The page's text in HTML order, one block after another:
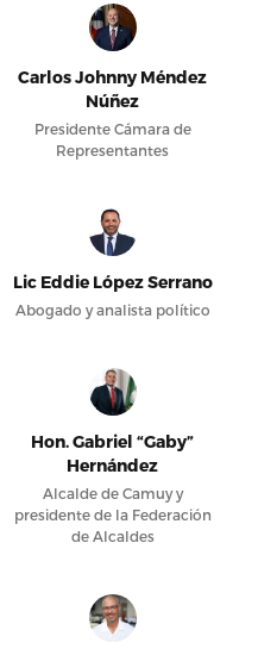
Carlos Johnny Méndez
Núñez
Presidente Cámara de
Representantes
Lic Eddie López Serrano
Abogado y analista político
Hon. Gabriel “Gaby”
Hernández
Alcalde de Camuy y
presidente de la Federación
de Alcaldes